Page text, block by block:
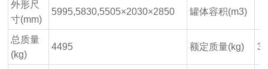
外形尺
寸(mm)
5995,5830,5505×2030×2850 罐体容积(m3)
总质量
(kg)
4495 额定质量(kg)